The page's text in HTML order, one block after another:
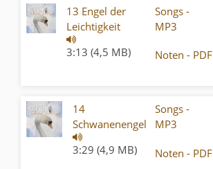
13 Engel der
Leichtigkeit
3:13 (4,5 MB)
Songs -
MP3
Noten - PDF
14
Schwanenengel
3:29 (4,9 MB)
Songs -
MP3
Noten - PDF